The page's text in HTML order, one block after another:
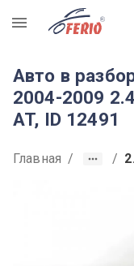
R
Авто в
2004-2009
AT, ID 12491
Главная / /